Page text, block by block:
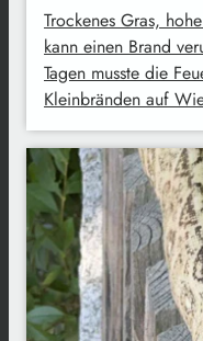
Trockenes Gras,
kann einen Brand
Tagen musste die
Kleinbränden auf